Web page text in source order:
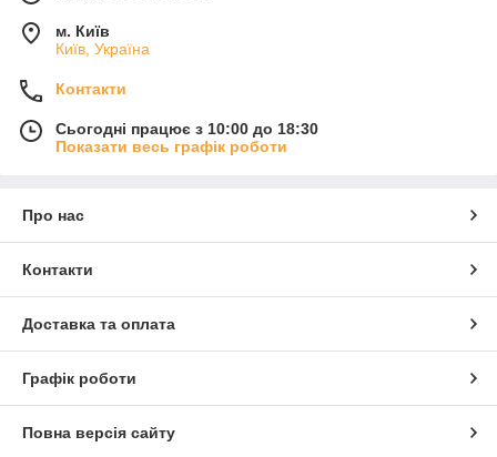
м. Київ
Київ, Україна
Контакти
Сьогодні працює з 10:00 до 18:30
Показати весь графік роботи
Про нас
Контакти
Доставка та оплата
Графік роботи
Повна версія сайту